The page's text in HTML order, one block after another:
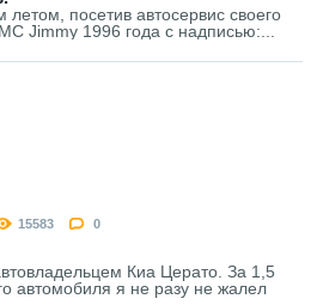
посетив автосервис своего
Jimmy 1996 года с надписью:...
15583 0
Киа Церато. За 1,5
автомобиля я не разу не жалел